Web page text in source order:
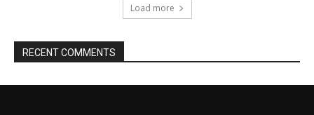
Load more
RECENT COMMENTS